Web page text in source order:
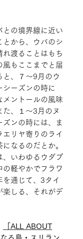
との境界線に近い
とから、ウバのシ
れ渡ることはもち
風もここまでと届
と、７～9月のウ
シーズンの時に
メントールの風味
た、１～3月のヌ
ズンの時には、ま
エリヤ寄りのライ
になるのだとか。
、いわゆるウダプ
の軽やかでフラワ
を通じて、3タイ
楽しる、それがデ
「ALL ABOUT